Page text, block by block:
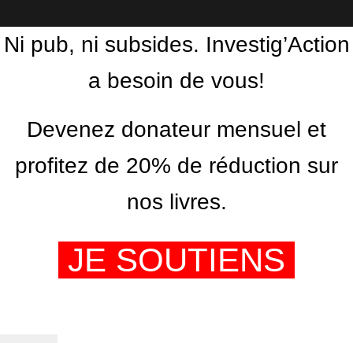
Ni pub, ni subsides. Investig’Action
a besoin de vous!
Devenez donateur mensuel et
profitez de 20% de réduction sur
nos livres.
JE SOUTIENS